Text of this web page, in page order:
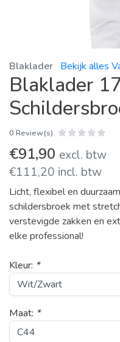
Blaklader Bekijk alles
Blaklader
0 Review(s)
€91,90 excl. btw
€111,20 incl. btw
Licht, flexibel en
schildersbroek met
verstevigde zakken en
elke professional!
Kleur: *
Maat: *